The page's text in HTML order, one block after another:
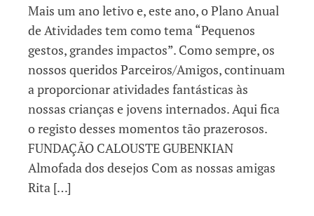
Mais um ano letivo e, este ano, o Plano Anual
de Atividades tem como tema “Pequenos
gestos, grandes impactos”. Como sempre, os
nossos queridos Parceiros/Amigos, continuam
a proporcionar atividades fantásticas às
nossas crianças e jovens internados. Aqui fica
o registo desses momentos tão prazerosos.
FUNDAÇÃO CALOUSTE GUBENKIAN
Almofada dos desejos Com as nossas amigas
Rita […]